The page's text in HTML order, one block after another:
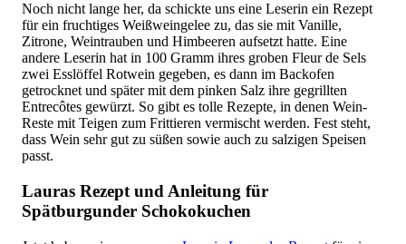
Noch nicht lange her, da schickte uns eine Leserin ein Rezept
für ein fruchtiges Weißweingelee zu, das sie mit Vanille,
Zitrone, Weintrauben und Himbeeren aufsetzt hatte. Eine
andere Leserin hat in 100 Gramm ihres groben Fleur de Sels
zwei Esslöffel Rotwein gegeben, es dann im Backofen
getrocknet und später mit dem pinken Salz ihre gegrillten
Entrecôtes gewürzt. So gibt es tolle Rezepte, in denen Wein-
Reste mit Teigen zum Frittieren vermischt werden. Fest steht,
dass Wein sehr gut zu süßen sowie auch zu salzigen Speisen
passt.
Lauras Rezept und Anleitung für
Spätburgunder Schokokuchen